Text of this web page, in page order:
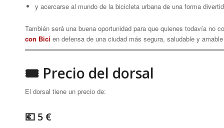
y acercarse al mundo de la bicicleta urbana de una forma
También será una buena oportunidad para que quienes todavía no
con Bici en defensa de una ciudad más segura, saludable y
🎟 Precio del dorsal
El dorsal tiene un precio de:
💶 5 €